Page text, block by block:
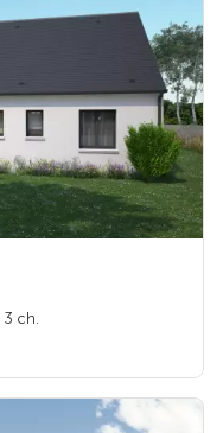
| 3 ch.